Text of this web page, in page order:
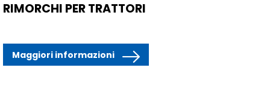
RIMORCHI PER TRATTORI
Maggiori informazioni